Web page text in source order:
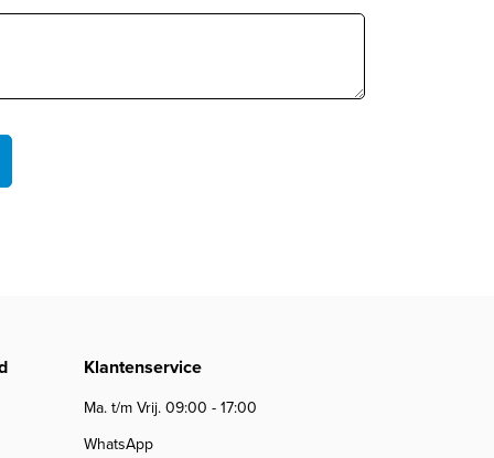
Klantenservice
Ma. t/m Vrij. 09:00 - 17:00
WhatsApp